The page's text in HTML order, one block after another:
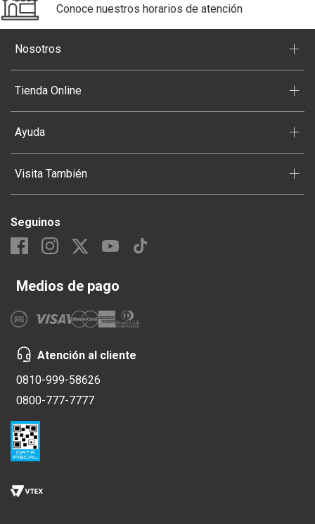
Conoce nuestros horarios de atención
Nosotros +
Tienda Online +
Ayuda +
Visita También +
Seguinos
Medios de pago
Atención al cliente
0810-999-58626
0800-777-7777